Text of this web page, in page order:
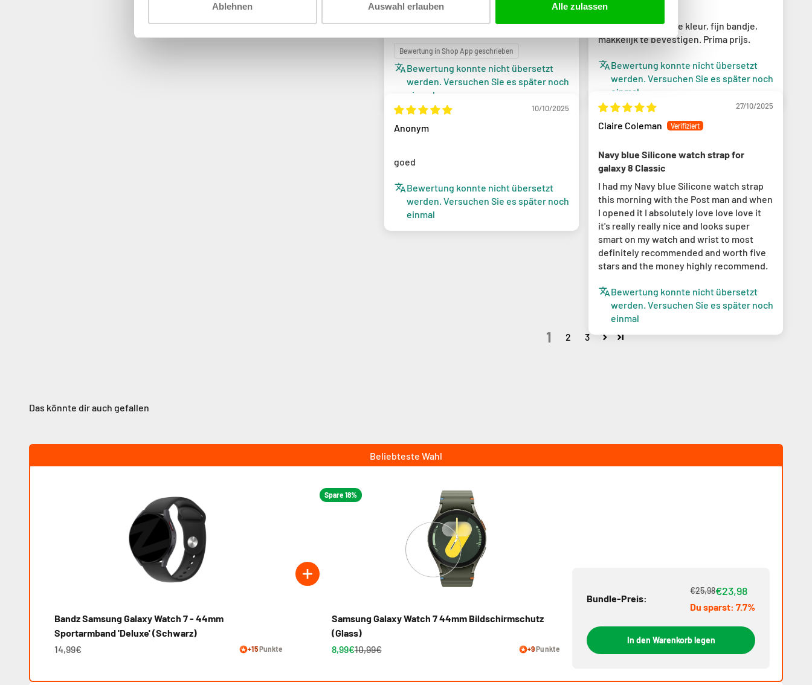
Ablehnen Auswahl erlauben Alle zulassen
Super mooi exact als op de foto en past
perfect
Bewertung in Shop App geschrieben
Bewertung konnte nicht übersetzt
werden. Versuchen Sie es später noch
einmal
Fijn horlogebandje
Donkerblauw. Mooie kleur, fijn bandje,
makkelijk te bevestigen. Prima prijs.
Bewertung konnte nicht übersetzt
werden. Versuchen Sie es später noch
einmal
27/10/2025
Claire Coleman
Navy blue Silicone watch strap for
galaxy 8 Classic
I had my Navy blue Silicone watch strap
this morning with the Post man and when
I opened it I absolutely love love love it
it's really really nice and looks super
smart on my watch and wrist to most
definitely recommended and worth five
stars and the money highly recommend.
Bewertung konnte nicht übersetzt
werden. Versuchen Sie es später noch
einmal
10/10/2025
Anonym
goed
Bewertung konnte nicht übersetzt
werden. Versuchen Sie es später noch
einmal
1 2 3
Beliebteste Wahl
Bandz Samsung Galaxy Watch 7 - 44mm
Sportarmband 'Deluxe' (Schwarz)
14,99€
+15Punkte
Spare 18%
Samsung Galaxy Watch 7 44mm Bildschirmschutz
(Glass)
8,99€10,99€ +9Punkte
Bundle-Preis:
€25,98€23,98
Du sparst: 7.7%
In den Warenkorb legen